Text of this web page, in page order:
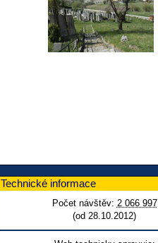
Technické informace
Počet návštěv: 2 066 997
(od 28.10.2012)